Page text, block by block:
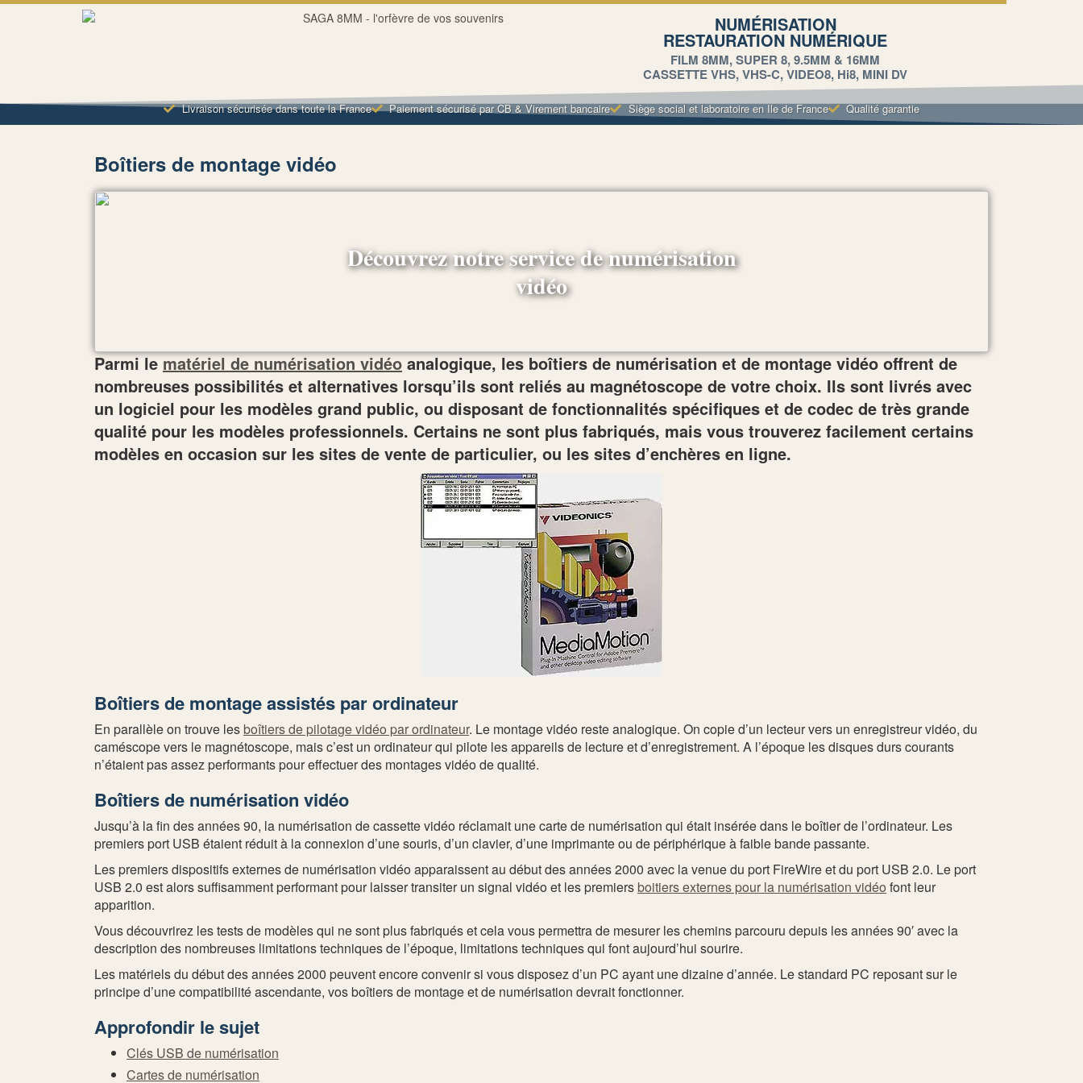
NUMÉRISATION
RESTAURATION NUMÉRIQUE
FILM 8MM, SUPER 8, 9.5MM & 16MM
CASSETTE VHS, VHS-C, VIDEO8, Hi8, MINI DV
Livraison sécurisée dans toute la France Paiement sécurisé par CB & Virement bancaire Siège social et laboratoire en Ile de France Qualité garantie
Boîtiers de montage vidéo
Parmi lematériel de numérisation vidéoanalogique, les boîtiers de numérisation et de montage vidéo offrent de
nombreuses possibilités et alternatives lorsqu’ils sont reliés au magnétoscope de votre choix. Ils sont livrés avec
un logiciel pour les modèles grand public, ou disposant de fonctionnalités spécifiques et de codec de très grande
qualité pour les modèles professionnels. Certains ne sont plus fabriqués, mais vous trouverez facilement certains
modèles en occasion sur les sites de vente de particulier, ou les sites d’enchères en ligne.
Boîtiers de montage assistés par ordinateur
En parallèle on trouve les boîtiers de pilotage vidéo par ordinateur. Le montage vidéo reste analogique. On copie d’un lecteur vers un enregistreur vidéo, du
caméscope vers le magnétoscope, mais c’est un ordinateur qui pilote les appareils de lecture et d’enregistrement. A l’époque les disques durs courants
n’étaient pas assez performants pour effectuer des montages vidéo de qualité.
Boîtiers de numérisation vidéo
Jusqu’à la fin des années 90, la numérisation de cassette vidéo réclamait une carte de numérisation qui était insérée dans le boîtier de l’ordinateur. Les
premiers port USB étaient réduit à la connexion d’une souris, d’un clavier, d’une imprimante ou de périphérique à faible bande passante.
Les premiers dispositifs externes de numérisation vidéo apparaissent au début des années 2000 avec la venue du port FireWire et du port USB 2.0. Le port
USB 2.0 est alors suffisamment performant pour laisser transiter un signal vidéo et les premiers boitiers externes pour la numérisation vidéo font leur
apparition.
Vous découvrirez les tests de modèles qui ne sont plus fabriqués et cela vous permettra de mesurer les chemins parcouru depuis les années 90′ avec la
description des nombreuses limitations techniques de l’époque, limitations techniques qui font aujourd’hui sourire.
Les matériels du début des années 2000 peuvent encore convenir si vous disposez d’un PC ayant une dizaine d’année. Le standard PC reposant sur le
principe d’une compatibilité ascendante, vos boîtiers de montage et de numérisation devrait fonctionner.
Approfondir le sujet
Clés USB de numérisation
Cartes de numérisation